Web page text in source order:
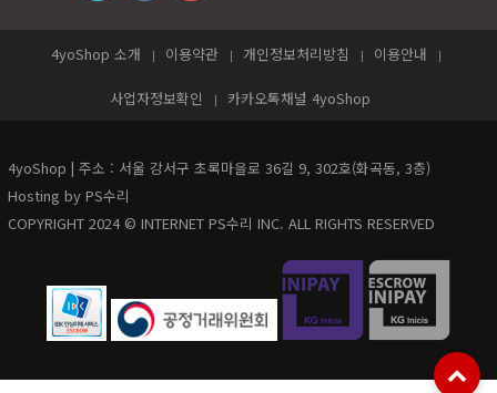
4yoShop 소개 이용약관 개인정보처리방침 이용안내
사업자정보확인 카카오톡채널 4yoShop
4yoShop | 주소 : 서울 강서구 초록마을로 36길 9, 302호(화곡동, 3층)
Hosting by PS수리
COPYRIGHT 2024 © INTERNET PS수리 INC. ALL RIGHTS RESERVED